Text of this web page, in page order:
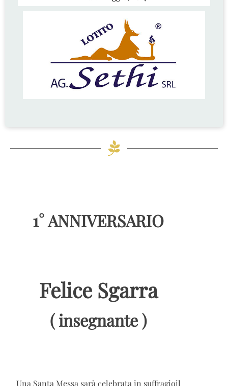
1° ANNIVERSARIO
Felice Sgarra
( insegnante )
Una Santa Messa sarà celebrata in suffragioil